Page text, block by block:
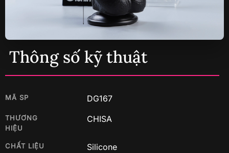
Thông số kỹ thuật
MÃ SP DG167
THƯƠNG
HIỆU
CHISA
CHẤT LIỆU Silicone